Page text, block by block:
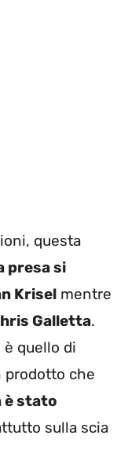
questa
presa si
Krisel mentre
Galletta.
è quello di
prodotto che
è stato
sulla scia